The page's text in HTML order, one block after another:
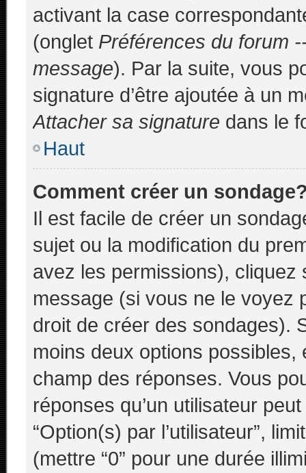
activant la case
(onglet Préférences du forum
message). Par la suite, vous
signature d’être ajoutée à un
Attacher sa signature dans le
Haut
Comment créer un
Il est facile de créer un
sujet ou la modification du
avez les permissions), cliquez
message (si vous ne le voyez
droit de créer des sondages).
moins deux options
champ des réponses. Vous
réponses qu’un utilisateur
“Option(s) par l’utilisateur”,
(mettre “0” pour une durée